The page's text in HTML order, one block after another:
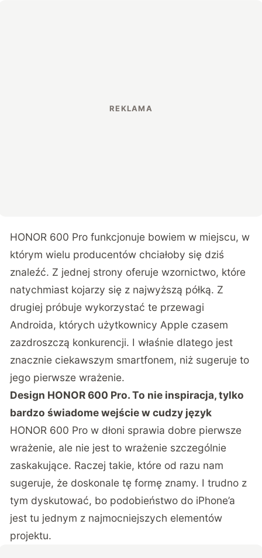
HONOR 600 Pro funkcjonuje bowiem w miejscu, w
którym wielu producentów chciałoby się dziś
znaleźć. Z jednej strony oferuje wzornictwo, które
natychmiast kojarzy się z najwyższą półką. Z
drugiej próbuje wykorzystać te przewagi
Androida, których użytkownicy Apple czasem
zazdroszczą konkurencji. I właśnie dlatego jest
znacznie ciekawszym smartfonem, niż sugeruje to
jego pierwsze wrażenie.
Design HONOR 600 Pro. To nie inspiracja, tylko
bardzo świadome wejście w cudzy język
HONOR 600 Pro w dłoni sprawia dobre pierwsze
wrażenie, ale nie jest to wrażenie szczególnie
zaskakujące. Raczej takie, które od razu nam
sugeruje, że doskonale tę formę znamy. I trudno z
tym dyskutować, bo podobieństwo do iPhone’a
jest tu jednym z najmocniejszych elementów
projektu.